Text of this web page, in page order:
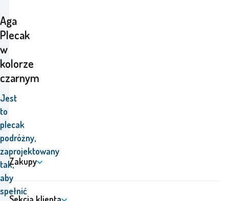
Aga
Plecak
w
kolorze
czarnym
Jest
to
plecak
podróżny,
zaprojektowany
tak,
aby
spełnić
Zakupy